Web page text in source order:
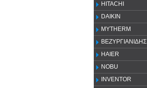
HITACHI
DAIKIN
MYTHERM
ΒΕΖΥΡΓΙΑΝΙΔΗΣ
HAIER
NOBU
INVENTOR